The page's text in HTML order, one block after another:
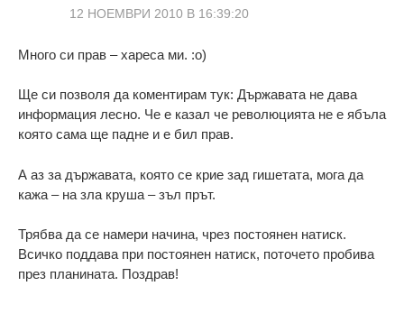
12 НОЕМВРИ 2010 В 16:39:20
Много си прав – хареса ми. :о)
Ще си позволя да коментирам тук: Държавата не дава
информация лесно. Че е казал че революцията не е ябъла
която сама ще падне и е бил прав.
А аз за държавата, която се крие зад гишетата, мога да
кажа – на зла круша – зъл прът.
Трябва да се намери начина, чрез постоянен натиск.
Всичко поддава при постоянен натиск, поточето пробива
през планината. Поздрав!